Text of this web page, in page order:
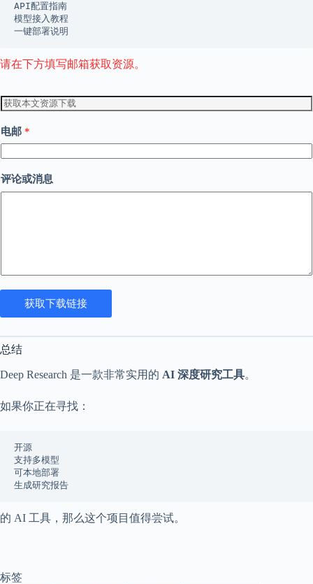
API配置指南
模型接入教程
一键部署说明
请在下方填写邮箱获取资源。
单
行
文
本
电邮 *
单
行
或
消
评论或消息
获取下载链接
总结
Deep Research 是一款非常实用的 AI 深度研究工具。
如果你正在寻找：
开源
支持多模型
可本地部署
生成研究报告
的 AI 工具，那么这个项目值得尝试。
标签